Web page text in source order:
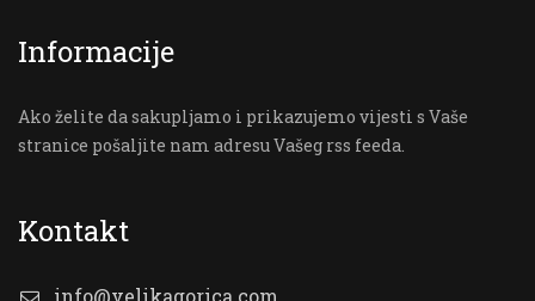
Informacije
Ako želite da sakupljamo i prikazujemo vijesti s Vaše
stranice pošaljite nam adresu Vašeg rss feeda.
Kontakt